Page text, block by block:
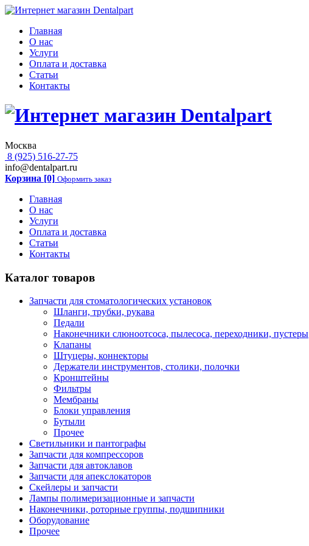
Главная
О нас
Услуги
Оплата и доставка
Статьи
Контакты
Москва
8 (925) 516-27-75
info@dentalpart.ru
Корзина [0] Оформить заказ
Главная
О нас
Услуги
Оплата и доставка
Статьи
Контакты
Каталог товаров
Запчасти для стоматологических установок
Шланги, трубки, рукава
Педали
Наконечники слюноотсоса, пылесоса, переходники, пустеры
Клапаны
Штуцеры, коннекторы
Держатели инструментов, столики, полочки
Кронштейны
Фильтры
Мембраны
Блоки управления
Бутыли
Прочее
Светильники и пантографы
Запчасти для компрессоров
Запчасти для автоклавов
Запчасти для апекслокаторов
Скейлеры и запчасти
Лампы полимеризационные и запчасти
Наконечники, роторные группы, подшипники
Оборудование
Прочее